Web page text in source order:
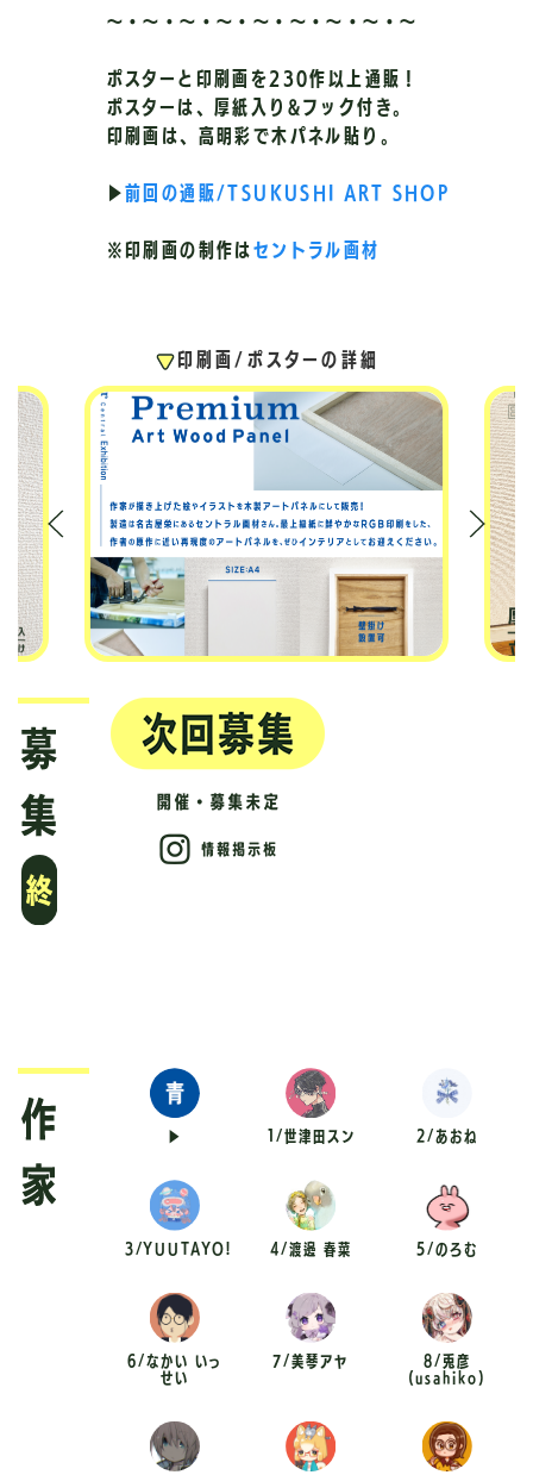
〜・〜・〜・〜・〜・〜・〜・〜・〜
ポスターと印刷画を230作以上通販！
ポスターは、厚紙入り&フック付き。
印刷画は、高明彩で木パネル貼り。
▶︎前回の通販/TSUKUSHI ART SHOP
※印刷画の制作はセントラル画材
印刷画/ポスターの詳細
▶︎ 1/世津田スン 2/あおね
3/YUUTAYO! 4/渡邊 春菜 5/のろむ
6/なかい いっ
せい
7/美琴アヤ 8/兎彦
(usahiko)